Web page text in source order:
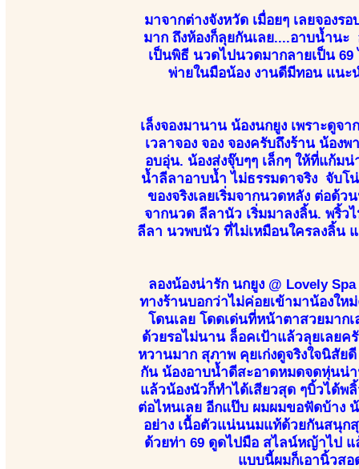
มาจากต่างจังหวัด เมื่อยๆ เลยจอง
มาก ถึงห้องก็ลุยกันเลย....อาบน้ำน
เป็นพิธี นวดไปนวดมากลายเป็น 69
พ่ายในมือน้อง งานดีมีทอน แน
เล็งจองมานาน น้องนกยูง เพราะดูจ
เวลาจอง จอง จองครับถึงร้าน น้อง
อบอุ่น. น้องส่งจุ๊บๆๆ เล็กๆ ให้ที่แก้ม
น้ำลีลาอาบน้ำ ไม่ธรรมดาจริง จับโ
ของจริงเลยเริ่มจากนวดหลัง ต่อด้
จากนวด ลีลานัว เริ่มมาลงลิ้น. พริ้ว
ลีลา นวพบนัว ที่ไม่เหมือนใครลงลิ้น
ลองน้องน่ารัก นกยูง @ Lovely
ทางร้านบอกว่าไม่ค่อยเข้ามาน้องใ
โดนเลย โดดเด่นที่หน้าตาสวยมาก
ด้วยรอไม่นาน ล็อคเป้าแล้วลุยเลยค
หวานมาก สุภาพ คุยเก่งดูจริงใจนิสัย
กัน น้องอาบน้ำดีสะอาดหมดจดหุ่นน่
แล้วน้องนัวก็ทำได้เสียวสุด ๆบิ้วได้พ
ต่อไหนเลย อีกแป๊บ ผมผมขอฟัดบ้าง
อย่าง เนื้อตัวแน่นนมแท้ด้วยกันสนุก
ด้วยท่า 69 ดูดไปมือ สไลน์หญ้าไป
แบบนี้ผมก็เอานิ้วส